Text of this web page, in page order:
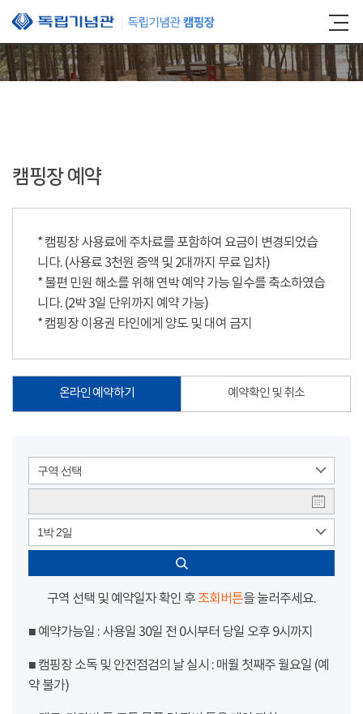
본문 바로가기
캠핑장 예약
* 캠핑장 사용료에 주차료를 포함하여 요금이 변경되었습
니다. (사용료 3천원 증액 및 2대까지 무료 입차)
* 불편 민원 해소를 위해 연박 예약 가능 일수를 축소하였습
니다. (2박 3일 단위까지 예약 가능)
* 캠핑장 이용권 타인에게 양도 및 대여 금지
온라인 예약하기 예약확인 및 취소
구역 선택
1박 2일
구역 선택 및 예약일자 확인 후 조회버튼을 눌러주세요.
■ 예약가능일 : 사용일 30일 전 0시부터 당일 오후 9시까지
■ 캠핑장 소독 및 안전점검의 날 실시 : 매월 첫째주 월요일 (예
약 불가)